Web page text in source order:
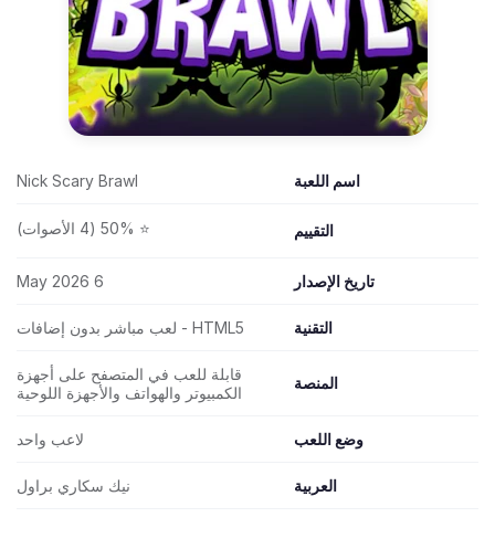
اسم اللعبة Nick Scary Brawl
التقييم ⭐ 50% (4 الأصوات)
تاريخ الإصدار 6 May 2026
التقنية HTML5 - لعب مباشر بدون إضافات
المنصة
قابلة للعب في المتصفح على أجهزة
الكمبيوتر والهواتف والأجهزة اللوحية
وضع اللعب لاعب واحد
العربية نيك سكاري براول